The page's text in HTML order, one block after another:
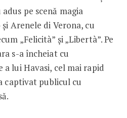
pe scenă magia
Arenele di Verona, cu
„Felicità” și „Libertà”. Pe
s-a încheiat cu
lui Havasi, cel mai rapid
captivat publicul cu